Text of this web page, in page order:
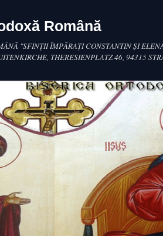
Română
"SFINŢII ÎMPĂRAŢI CONSTANTIN ŞI
THERESIENPLATZ 46, 94315